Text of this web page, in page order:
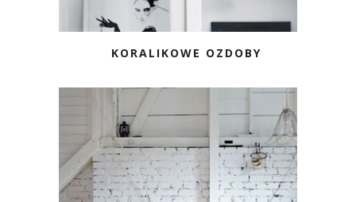
KORALIKOWE OZDOBY